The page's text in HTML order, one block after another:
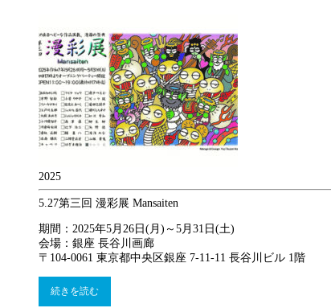
2025
5.27第三回 漫彩展 Mansaiten
期間：2025年5月26日(月)～5月31日(土)
会場：銀座 長谷川画廊
〒104-0061 東京都中央区銀座 7-11-11 長谷川ビル 1階
続きを読む